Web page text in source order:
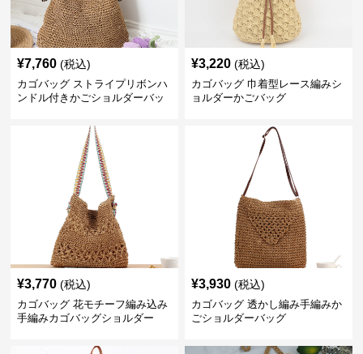
¥7,760 (税込)
カゴバッグ ストライプリボンハ
ンドル付きかごショルダーバッ
¥3,220 (税込)
カゴバッグ 巾着型レース編みシ
ョルダーかごバッグ
¥3,770 (税込)
カゴバッグ 花モチーフ編み込み
手編みカゴバッグショルダー
¥3,930 (税込)
カゴバッグ 透かし編み手編みか
ごショルダーバッグ